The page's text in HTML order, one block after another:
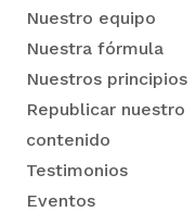
Nuestro equipo
Nuestra fórmula
Nuestros principios
Republicar nuestro
contenido
Testimonios
Eventos